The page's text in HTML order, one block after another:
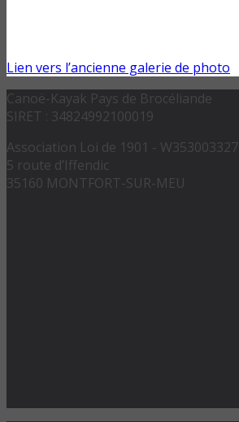
Lien vers l’ancienne galerie de photo
Canoë-Kayak Pays de Brocéliande
SIRET : 34824992100019
Association Loi de 1901 - W353003327
5 route d’Iffendic
35160 MONTFORT-SUR-MEU